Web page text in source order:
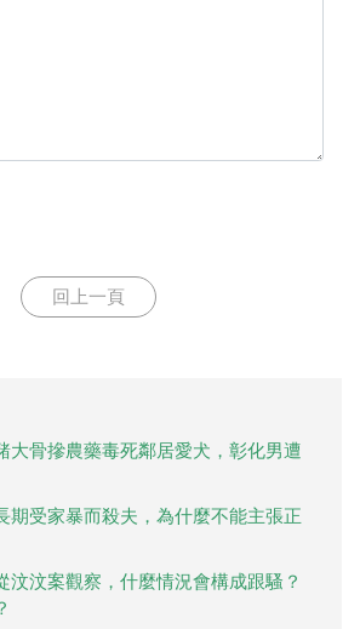
回上一頁
大骨摻農藥毒死鄰居愛犬，彰化男遭
期受家暴而殺夫，為什麼不能主張正
汶汶案觀察，什麼情況會構成跟騷？